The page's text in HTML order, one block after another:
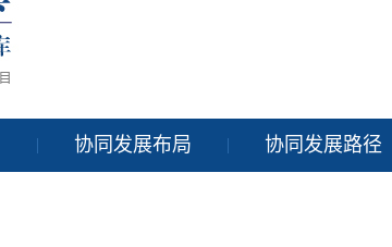
协同发展布局 协同发展路径